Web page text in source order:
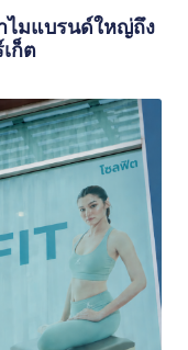
ไมแบรนด์ใหญ่ถึง
ก็ต